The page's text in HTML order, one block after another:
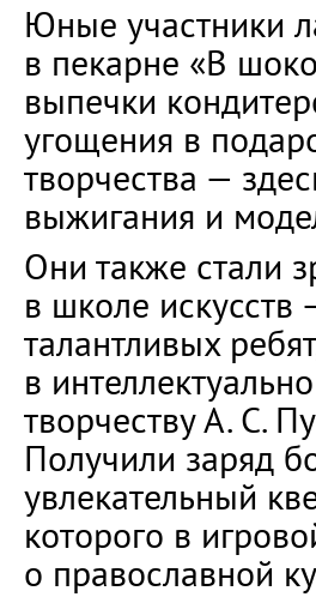
Юные участники
в пекарне «В
выпечки
угощения в
творчества —
выжигания и
Они также стали
в школе искусств
талантливых
в
творчеству А. С.
Получили заряд
увлекательный
которого в
о православной